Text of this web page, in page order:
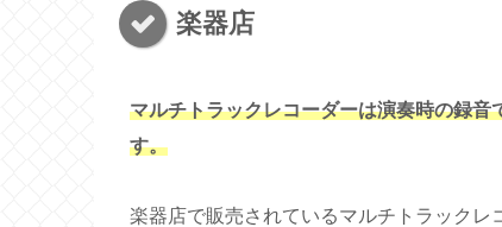
楽器店
マルチトラックレコーダーは演奏時の録
す。
楽器店で販売されているマルチトラック